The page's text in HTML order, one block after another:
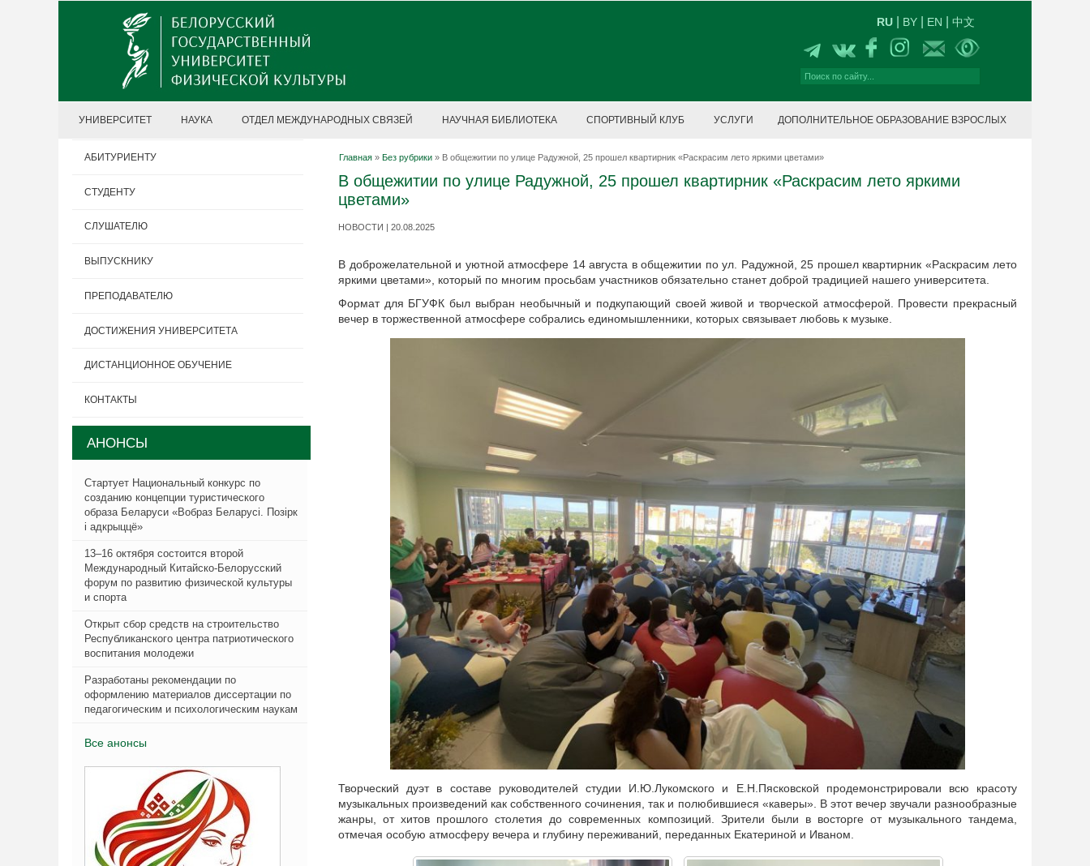
RU BY EN 中文
УНИВЕРСИТЕТ НАУКА ОТДЕЛ МЕЖДУНАРОДНЫХ СВЯЗЕЙ НАУЧНАЯ БИБЛИОТЕКА СПОРТИВНЫЙ КЛУБ УСЛУГИ ДОПОЛНИТЕЛЬНОЕ ОБРАЗОВАНИЕ ВЗРОСЛЫХ
Главная » Без рубрики » В общежитии по улице Радужной, 25 прошел квартирник «Раскрасим лето яркими цветами»
В общежитии по улице Радужной, 25 прошел квартирник «Раскрасим лето яркими
цветами»
НОВОСТИ | 20.08.2025
В доброжелательной и уютной атмосфере 14 августа в общежитии по ул. Радужной, 25 прошел квартирник «Раскрасим лето
яркими цветами», который по многим просьбам участников обязательно станет доброй традицией нашего университета.
Формат для БГУФК был выбран необычный и подкупающий своей живой и творческой атмосферой. Провести прекрасный
вечер в торжественной атмосфере собрались единомышленники, которых связывает любовь к музыке.
Творческий дуэт в составе руководителей студии И.Ю.Лукомского и Е.Н.Пясковской продемонстрировали всю красоту
музыкальных произведений как собственного сочинения, так и полюбившиеся «каверы». В этот вечер звучали разнообразные
жанры, от хитов прошлого столетия до современных композиций. Зрители были в восторге от музыкального тандема,
отмечая особую атмосферу вечера и глубину переживаний, переданных Екатериной и Иваном.
АБИТУРИЕНТУ
СТУДЕНТУ
СЛУШАТЕЛЮ
ВЫПУСКНИКУ
ПРЕПОДАВАТЕЛЮ
ДОСТИЖЕНИЯ УНИВЕРСИТЕТА
ДИСТАНЦИОННОЕ ОБУЧЕНИЕ
КОНТАКТЫ
АНОНСЫ
Стартует Национальный конкурс по
созданию концепции туристического
образа Беларуси «Вобраз Беларусi. Позiрк
i адкрыццё»
13–16 октября состоится второй
Международный Китайско-Белорусский
форум по развитию физической культуры
и спорта
Открыт сбор средств на строительство
Республиканского центра патриотического
воспитания молодежи
Разработаны рекомендации по
оформлению материалов диссертации по
педагогическим и психологическим наукам
Все анонсы